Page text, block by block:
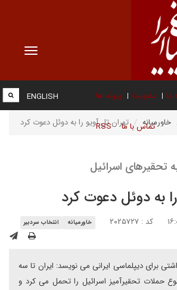
Toggle
ما عضویت پیوند ها
تماس با ما RSS
ENGLISH
خاورمیانه تهران تل آویو را به دوئل دعوت کرد
تحقیرهای اسرائیل
به دوئل دعوت کرد
کد : ۲۰۲۵۷۲۷ خاورمیانه انتخاب سردبیر
برای دیپلماسی ایرانی می نویسد: ایران تا سه
حملات تحقیرآمیز اسرائیل را تحمل می کرد و